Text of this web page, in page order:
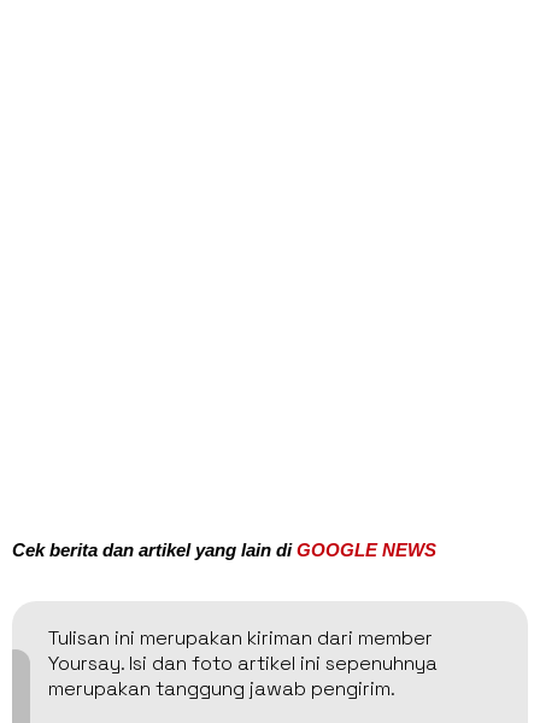
Cek berita dan artikel yang lain diGOOGLE NEWS
Tulisan ini merupakan kiriman dari member
Yoursay. Isi dan foto artikel ini sepenuhnya
merupakan tanggung jawab pengirim.